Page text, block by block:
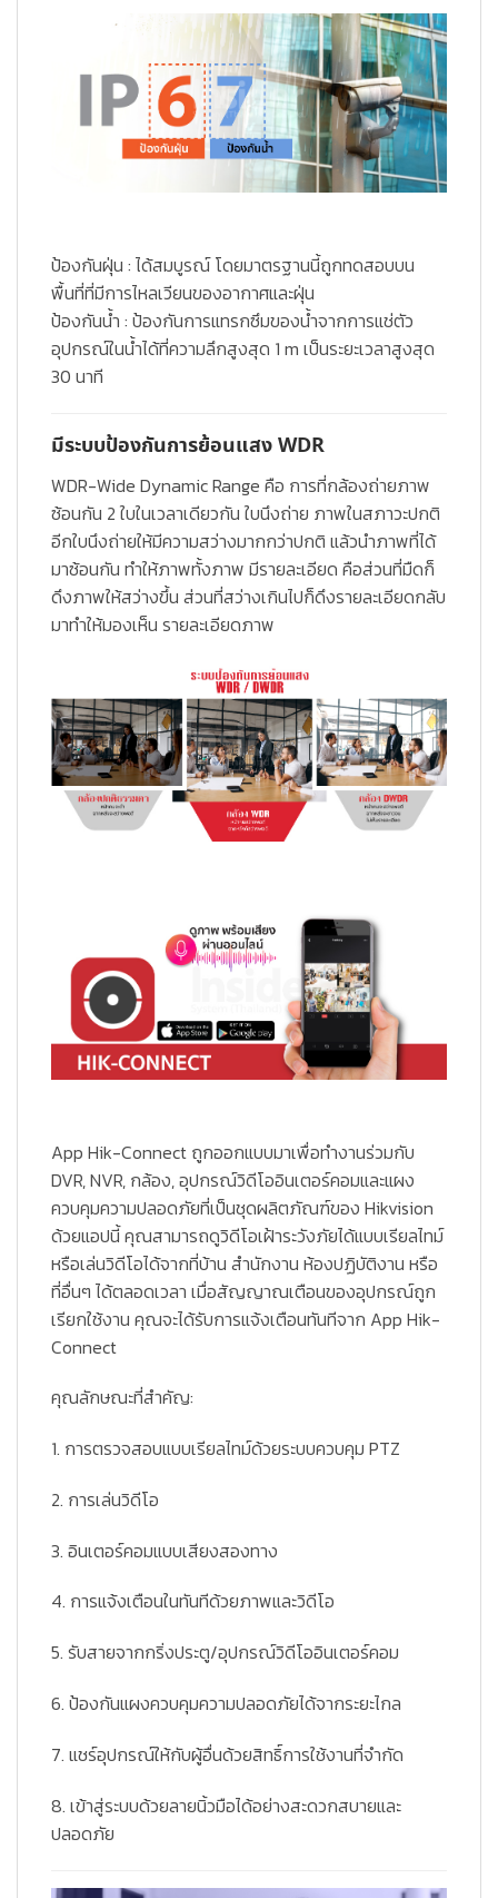
ป้องกันฝุ่น : ได้สมบูรณ์ โดยมาตรฐานนี้ถูกทดสอบบน
พื้นที่ที่มีการไหลเวียนของอากาศและฝุ่น
ป้องกันน้ำ : ป้องกันการแทรกซึมของน้ำจากการแช่ตัว
อุปกรณ์ในน้ำได้ที่ความลึกสูงสุด 1 m เป็นระยะเวลาสูงสุด
30 นาที
มีระบบป้องกันการย้อนแสง WDR
WDR-Wide Dynamic Range คือ การที่กล้องถ่ายภาพ
ซ้อนกัน 2 ใบในเวลาเดียวกัน ใบนึงถ่าย ภาพในสภาวะปกติ
อีกใบนึงถ่ายให้มีความสว่างมากกว่าปกติ แล้วนำภาพที่ได้
มาซ้อนกัน ทำให้ภาพทั้งภาพ มีรายละเอียด คือส่วนที่มืดก็
ดึงภาพให้สว่างขึ้น ส่วนที่สว่างเกินไปก็ดึงรายละเอียดกลับ
มาทำให้มองเห็น รายละเอียดภาพ
App Hik-Connect ถูกออกแบบมาเพื่อทำงานร่วมกับ
DVR, NVR, กล้อง, อุปกรณ์วิดีโออินเตอร์คอมและแผง
ควบคุมความปลอดภัยที่เป็นชุดผลิตภัณฑ์ของ Hikvision
ด้วยแอปนี้ คุณสามารถดูวิดีโอเฝ้าระวังภัยได้แบบเรียลไทม์
หรือเล่นวิดีโอได้จากที่บ้าน สำนักงาน ห้องปฏิบัติงาน หรือ
ที่อื่นๆ ได้ตลอดเวลา เมื่อสัญญาณเตือนของอุปกรณ์ถูก
เรียกใช้งาน คุณจะได้รับการแจ้งเตือนทันทีจาก App Hik-
Connect
คุณลักษณะที่สำคัญ:
1. การตรวจสอบแบบเรียลไทม์ด้วยระบบควบคุม PTZ
2. การเล่นวิดีโอ
3. อินเตอร์คอมแบบเสียงสองทาง
4. การแจ้งเตือนในทันทีด้วยภาพและวิดีโอ
5. รับสายจากกริ่งประตู/อุปกรณ์วิดีโออินเตอร์คอม
6. ป้องกันแผงควบคุมความปลอดภัยได้จากระยะไกล
7. แชร์อุปกรณ์ให้กับผู้อื่นด้วยสิทธิ์การใช้งานที่จำกัด
8. เข้าสู่ระบบด้วยลายนิ้วมือได้อย่างสะดวกสบายและ
ปลอดภัย